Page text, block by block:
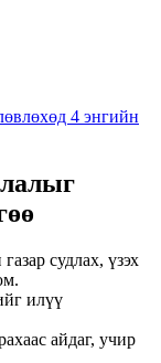
4 энгийн
судлах, үзэх
илүү
айдаг, учир